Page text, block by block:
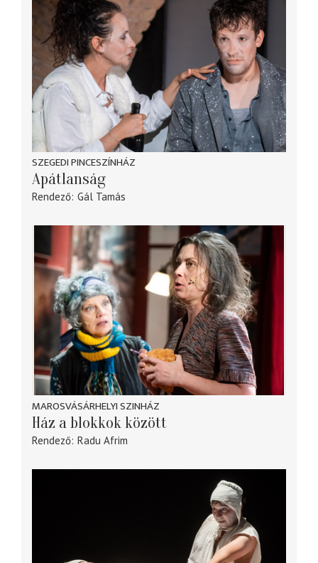
SZEGEDI PINCESZÍNHÁZ
Apátlanság
Rendező Gál Tamás
MAROSVÁSÁRHELYI SZINHÁZ
Ház a blokkok között
Rendező Radu Afrim